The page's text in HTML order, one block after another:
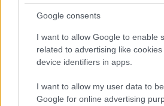
Google consents
I want to allow Google to enable
related to advertising like
device identifiers in apps.
I want to allow my user data to
Google for online advertising
Kibelezve adta vissza az
fideszes képviselő. (24.hu) Dr.
fideszes kerületi képviselő — a
Gazdálkodási Központ egykori
bérelt szolgálati lakásból
után…